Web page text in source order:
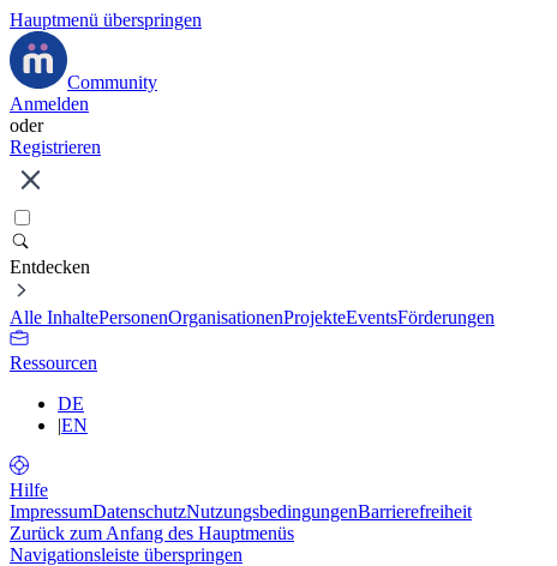
Hauptmenü überspringen
Community
Anmelden
oder
Registrieren
Entdecken
Alle InhaltePersonenOrganisationenProjekteEventsFörderungen
Ressourcen
DE
|EN
Hilfe
ImpressumDatenschutzNutzungsbedingungenBarrierefreiheit
Zurück zum Anfang des Hauptmenüs
Navigationsleiste überspringen